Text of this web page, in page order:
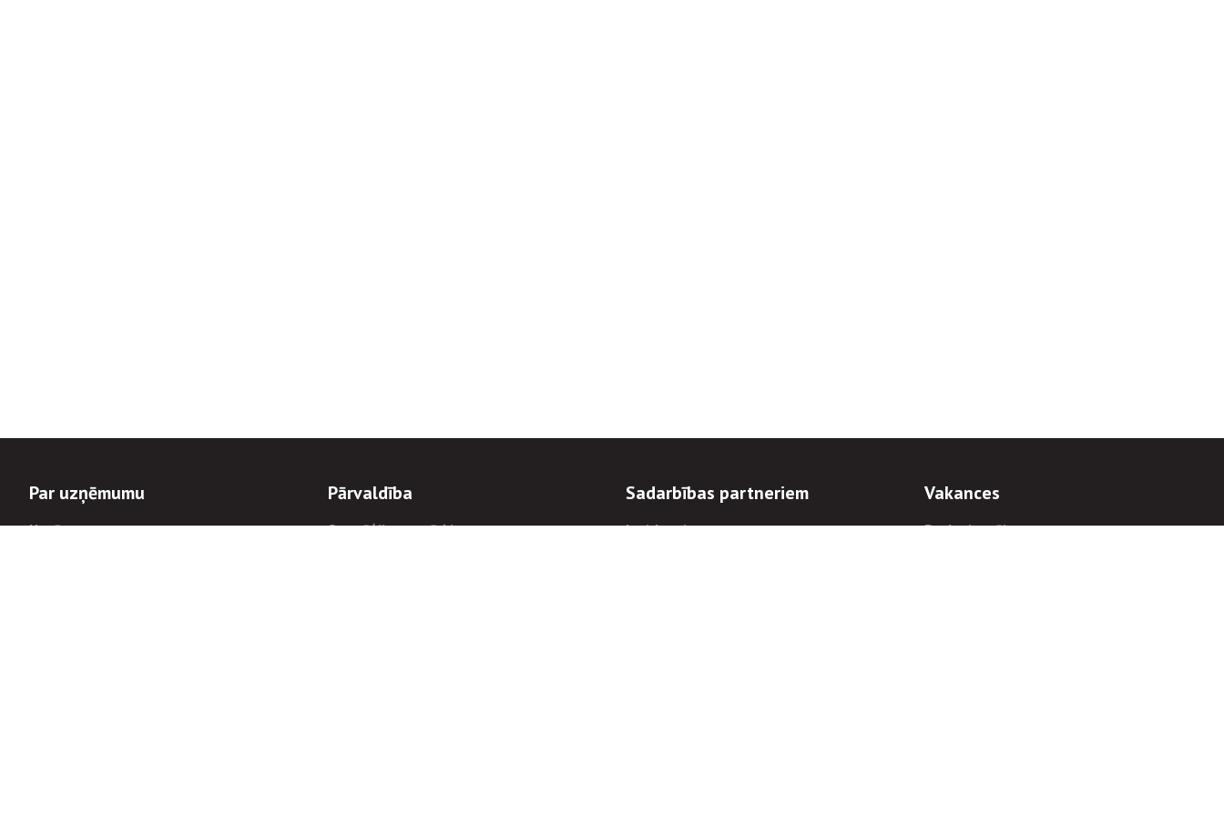
Par uzņēmumu
Uzņēmums
Pārvaldība
Stratēģija un mērķi
Sadarbības partneriem
Iepirkumi
Vakances
Darba iespējas